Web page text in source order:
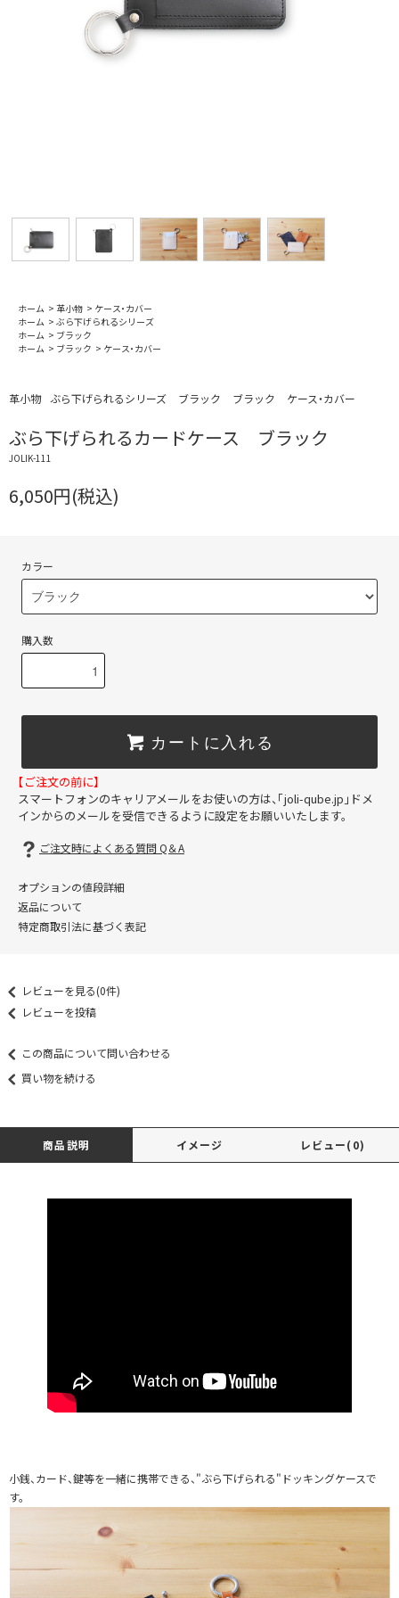
ホーム > 革小物 > ケース・カバー
ホーム > ぶら下げられるシリーズ
ホーム > ブラック
ホーム > ブラック > ケース・カバー
革小物 ぶら下げられるシリーズ ブラック ブラック ケース・カバー
ぶら下げられるカードケース ブラック
JOLIK-111
6,050円(税込)
カラー
購入数
カートに入れる
【ご注文の前に】
スマートフォンのキャリアメールをお使いの方は、「joli-qube.jp」ドメ
インからのメールを受信できるように設定をお願いいたします。
ご注文時によくある質問 Q＆A
オプションの値段詳細
返品について
特定商取引法に基づく表記
レビューを見る(0件)
レビューを投稿
この商品について問い合わせる
買い物を続ける
商品説明 イメージ レビュー(0)
小銭、カード、鍵等を一緒に携帯できる、"ぶら下げられる"ドッキングケースで
す。